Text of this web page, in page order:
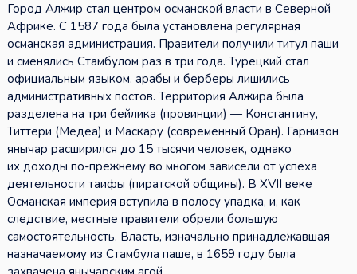
Город Алжир стал центром османской власти в Северной
Африке. С 1587 года была установлена регулярная
османская администрация. Правители получили титул паши
и сменялись Стамбулом раз в три года. Турецкий стал
официальным языком, арабы и берберы лишились
административных постов. Территория Алжира была
разделена на три бейлика (провинции) — Константину,
Титтери (Медеа) и Маскару (современный Оран). Гарнизон
янычар расширился до 15 тысячи человек, однако
их доходы по-прежнему во многом зависели от успеха
деятельности таифы (пиратской общины). В XVII веке
Османская империя вступила в полосу упадка, и, как
следствие, местные правители обрели большую
самостоятельность. Власть, изначально принадлежавшая
назначаемому из Стамбула паше, в 1659 году была